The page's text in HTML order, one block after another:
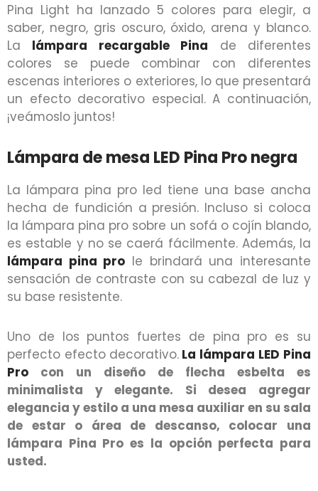
Pina Light ha lanzado 5 colores para elegir, a
saber, negro, gris oscuro, óxido, arena y blanco.
La lámpara recargable Pina de diferentes
colores se puede combinar con diferentes
escenas interiores o exteriores, lo que presentará
un efecto decorativo especial. A continuación,
¡veámoslo juntos!
Lámpara de mesa LED Pina Pro negra
La lámpara pina pro led tiene una base ancha
hecha de fundición a presión. Incluso si coloca
la lámpara pina pro sobre un sofá o cojín blando,
es estable y no se caerá fácilmente. Además, la
lámpara pina pro le brindará una interesante
sensación de contraste con su cabezal de luz y
su base resistente.
Uno de los puntos fuertes de pina pro es su
perfecto efecto decorativo. La lámpara LED Pina
Pro con un diseño de flecha esbelta es
minimalista y elegante. Si desea agregar
elegancia y estilo a una mesa auxiliar en su sala
de estar o área de descanso, colocar una
lámpara Pina Pro es la opción perfecta para
usted.